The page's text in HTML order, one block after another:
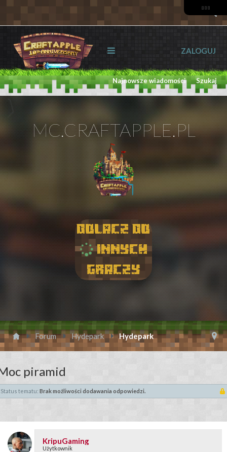
Szukaj
Najnowsze wiadomości
ZALOGUJ
MC.CRAFTAPPLE.PL
Dolacz do
innych
graczy
Forum Hydepark Hydepark
piramid
Status tematu: Brak możliwości dodawania odpowiedzi.
KripuGaming
Użytkownik